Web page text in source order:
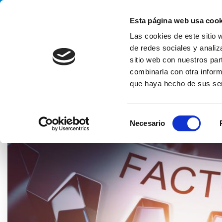
Esta página web usa
Las cookies de este sitio
de redes sociales y
sitio web con nuestros
combinarla con otra
que haya hecho de sus
e
e
c
n
Necesario